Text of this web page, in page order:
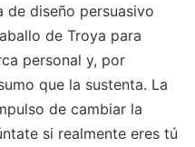
de diseño persuasivo
de Troya para
personal y, por
que la sustenta. La
de cambiar la
si realmente eres tú